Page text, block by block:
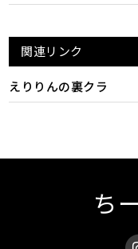
関連リンク
えりりんの裏クラ
ち